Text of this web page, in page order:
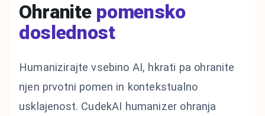
Ohranite pomensko
doslednost
Humanizirajte vsebino AI, hkrati pa ohranite
njen prvotni pomen in kontekstualno
usklajenost. CudekAI humanizer ohranja